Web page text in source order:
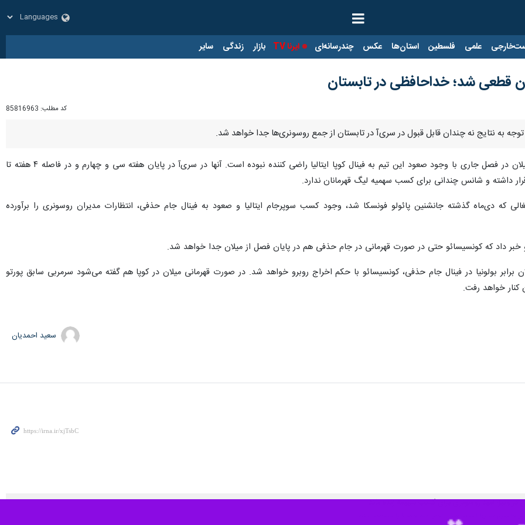
علمی فلسطین استان‌ها عکس چندرسانه‌ای ایرنا TV بازار زندگی سایر
قطعی شد؛ خداحافظی در تابستان
کد مطلب: 85816963